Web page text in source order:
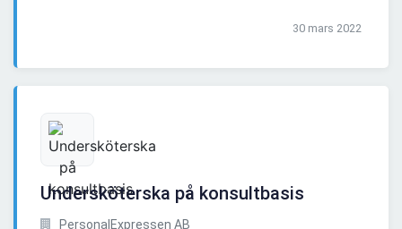
30 mars 2022
Undersköterska på konsultbasis
PersonalExpressen AB